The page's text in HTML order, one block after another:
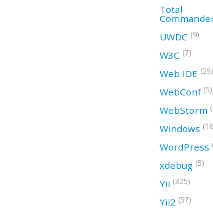
Total
UWDC (9)
W3C (7)
Web IDE (25)
WebConf (5)
WebStorm
Windows
WordPress
xdebug (5)
Yii (325)
Yii2 (57)